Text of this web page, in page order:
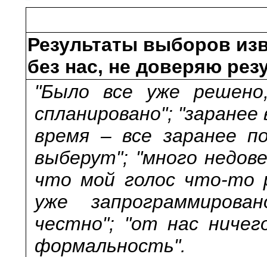
Результаты выборов
без нас, не доверяю
"Было все уже
спланировано";
время – все заранее
выберут"; "много
что мой голос что-то
уже
честно"; "от нас
формальность".